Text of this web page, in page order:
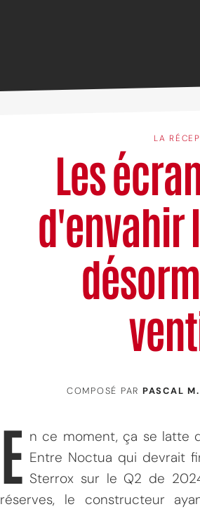
LA
Les
d'envahir
COMPOSÉ PAR PASCAL M.
E n ce moment, ça se latte
Entre Noctua qui devrait
Sterrox sur le Q2 de
réserves, le constructeur